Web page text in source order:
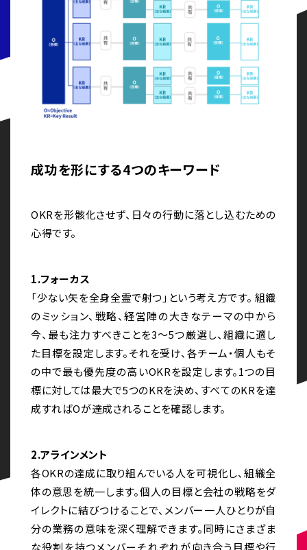
成功を形にする4つのキーワード
OKRを形骸化させず、日々の行動に落とし込むための
心得です。
1.フォーカス
「少ない矢を全身全霊で射つ」という考え方です。 組織
のミッション、戦略、経営陣の大きなテーマの中から
今、最も注力すべきことを3〜5つ厳選し、組織に適し
た目標を設定します。それを受け、各チーム・個人もそ
の中で最も優先度の高いOKRを設定します。1つの目
標に対しては最大で5つのKRを決め、すべてのKRを達
成すればOが達成されることを確認します。
2.アラインメント
各OKRの達成に取り組んでいる人を可視化し、組織全
体の意思を統一します。個人の目標と会社の戦略をダ
イレクトに結びつけることで、メンバー一人ひとりが自
分の業務の意味を深く理解できます。同時にさまざま
な役割を持つメンバーそれぞれが向き合う目標や行